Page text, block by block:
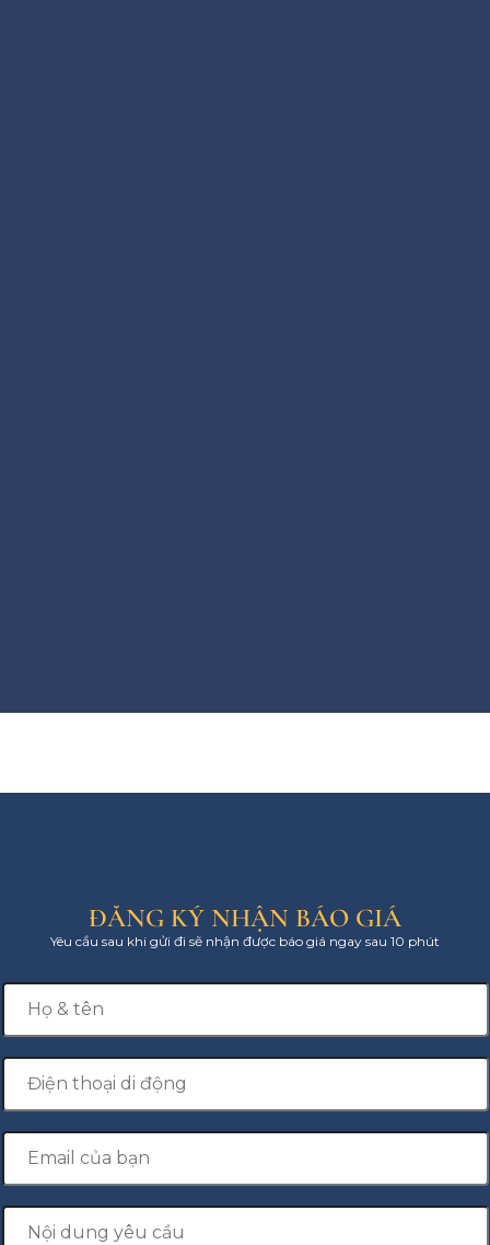
ĐĂNG KÝ NHẬN BÁO GIÁ
Yêu cầu sau khi gửi đi sẽ nhận được báo giá ngay sau 10 phút